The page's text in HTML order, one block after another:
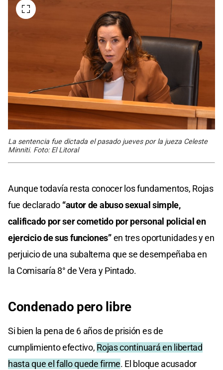
La sentencia fue dictada el pasado jueves por la jueza Celeste
Minniti. Foto: El Litoral
Aunque todavía resta conocer los fundamentos, Rojas
fue declarado “autor de abuso sexual simple,
calificado por ser cometido por personal policial en
ejercicio de sus funciones”en tres oportunidades y en
perjuicio de una subalterna que se desempeñaba en
la Comisaría 8° de Vera y Pintado.
Condenado pero libre
Si bien la pena de 6 años de prisión es de
cumplimiento efectivo, Rojas continuará en libertad
hasta que el fallo quede firme. El bloque acusador